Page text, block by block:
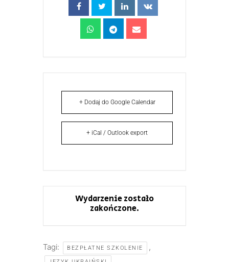
+ Dodaj do Google Calendar
+ iCal / Outlook export
Wydarzenie zostało
zakończone.
Tagi: BEZPŁATNE SZKOLENIE ,